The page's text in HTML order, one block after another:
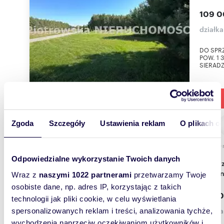
Zgoda Szczegóły Ustawienia reklam O plikach
Odpowiedzialne wykorzystanie Twoich danych
Wraz z naszymi 1022 partnerami przetwarzamy Twoje
osobiste dane, np. adres IP, korzystając z takich
technologii jak pliki cookie, w celu wyświetlania
spersonalizowanych reklam i treści, analizowania tychże,
109
DO
POW. 1
2100
cisza,
89